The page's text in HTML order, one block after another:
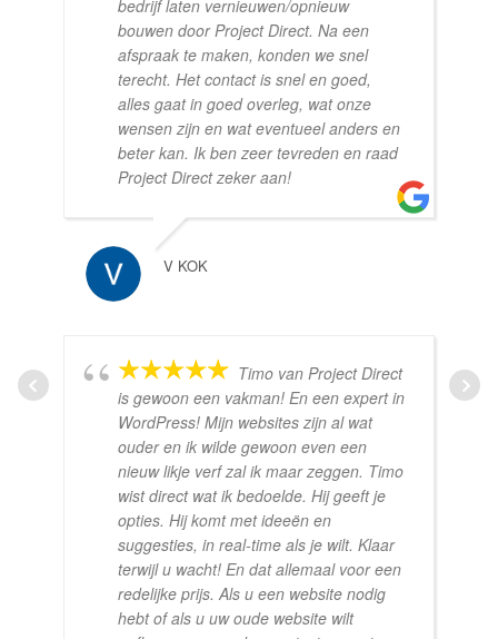
bedrijf laten vernieuwen/opnieuw
bouwen door Project Direct. Na een
afspraak te maken, konden we snel
terecht. Het contact is snel en goed,
alles gaat in goed overleg, wat onze
wensen zijn en wat eventueel anders en
beter kan. Ik ben zeer tevreden en raad
Project Direct zeker aan!
V KOK
Timo van Project Direct
is gewoon een vakman! En een expert in
WordPress! Mijn websites zijn al wat
ouder en ik wilde gewoon even een
nieuw likje verf zal ik maar zeggen. Timo
wist direct wat ik bedoelde. Hij geeft je
opties. Hij komt met ideeën en
suggesties, in real-time als je wilt. Klaar
terwijl u wacht! En dat allemaal voor een
redelijke prijs. Als u een website nodig
hebt of als u uw oude website wilt